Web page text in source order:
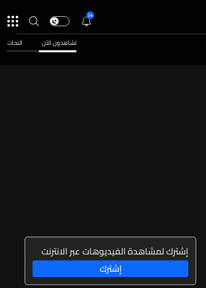
24
تشاهدون الآن النحات
إشترك لمشاهدة الفيديوهات عبر الانترنت
إشترك